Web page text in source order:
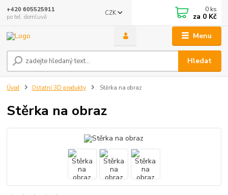
Menu
CZK
Hledat
+420 605525911
po tel. domluvě
0 ks
za 0 Kč
Úvod Ostatní 3D produkty Stěrka na obraz
Stěrka na obraz